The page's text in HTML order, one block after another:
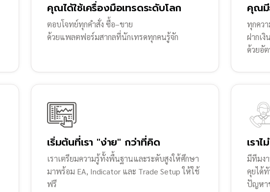
คุณได้ใช้เครื่องมือเทรดระดับโลก
ตอบโจทย์ทุกคำสั่ง ซื้อ–ขาย
ด้วยแพลตฟอร์มสากลที่นักเทรดทุกคนรู้จัก
คุณมี
ทุกควา
ฝากเงิ
ด้วยอั
เริ่มต้นที่เรา "ง่าย" กว่าที่คิด
เราเตรียมความรู้ทั้งพื้นฐานและระดับสูงให้ศึกษา
มาพร้อม EA, Indicator และ Trade Setup ให้ใช้
ฟรี
เรา
มีทีมง
คุยได้
ปัญหา